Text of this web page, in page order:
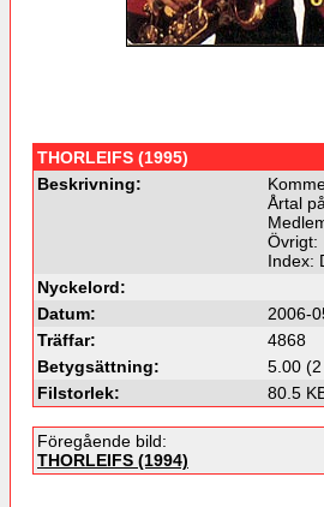
THORLEIFS (1995)
Beskrivning:
Årtal
Övrigt:
Index:
Nyckelord:
Datum:
2006-
Träffar:
4868
Betygsättning:
5.00
Filstorlek:
80.5
Föregående bild:
THORLEIFS (1994)